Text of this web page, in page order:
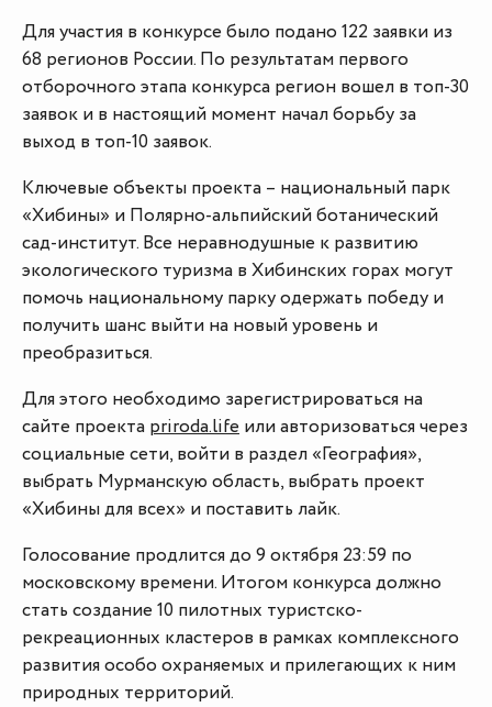
Для участия в конкурсе было подано 122 заявки из
68 регионов России. По результатам первого
отборочного этапа конкурса регион вошел в топ-30
заявок и в настоящий момент начал борьбу за
выход в топ-10 заявок.
Ключевые объекты проекта – национальный парк
«Хибины» и Полярно-альпийский ботанический
сад-институт. Все неравнодушные к развитию
экологического туризма в Хибинских горах могут
помочь национальному парку одержать победу и
получить шанс выйти на новый уровень и
преобразиться.
Для этого необходимо зарегистрироваться на
сайте проекта priroda.life или авторизоваться через
социальные сети, войти в раздел «География»,
выбрать Мурманскую область, выбрать проект
«Хибины для всех» и поставить лайк.
Голосование продлится до 9 октября 23:59 по
московскому времени. Итогом конкурса должно
стать создание 10 пилотных туристско-
рекреационных кластеров в рамках комплексного
развития особо охраняемых и прилегающих к ним
природных территорий.